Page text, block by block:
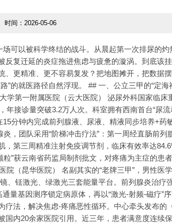
时间：2026-05-06
可以被科学终结的战斗。从晨起第一次排尿的灼
反复迁延的炎症拖进焦虑与疲惫的漩涡。到底该
更精准、更不容易复发？把地图摊开，把数据摆
”的就医路径自然浮现。 ## 一、公立三甲的“定海
学第一附属医院（云大医院） 泌尿外科国家临床
年接诊量突破3.2万人次。科室拥有西南首台“尿
分钟内完成前列腺液、尿液、精液同步培养+药
，团队采用“阶梯冲击疗法”：第一周经直肠前列
第三周精准注射免疫调节剂，临床有效率达
”获云南省药监局制剂批文，对疼痛为主症的患
院（昆华医院） 名副其实的“老牌三甲”，男性医
、铥激光、绿激光三套能量平台。前列腺炎治疗
量基因测序锁定病原体，再以“激光-射频-磁疗”
疗法，解决焦虑-疼痛恶性循环。中心牵头发布的
国内20余家医院引用。近三年，患者满意度连续